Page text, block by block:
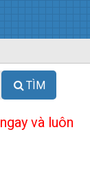
TÌM
và luôn